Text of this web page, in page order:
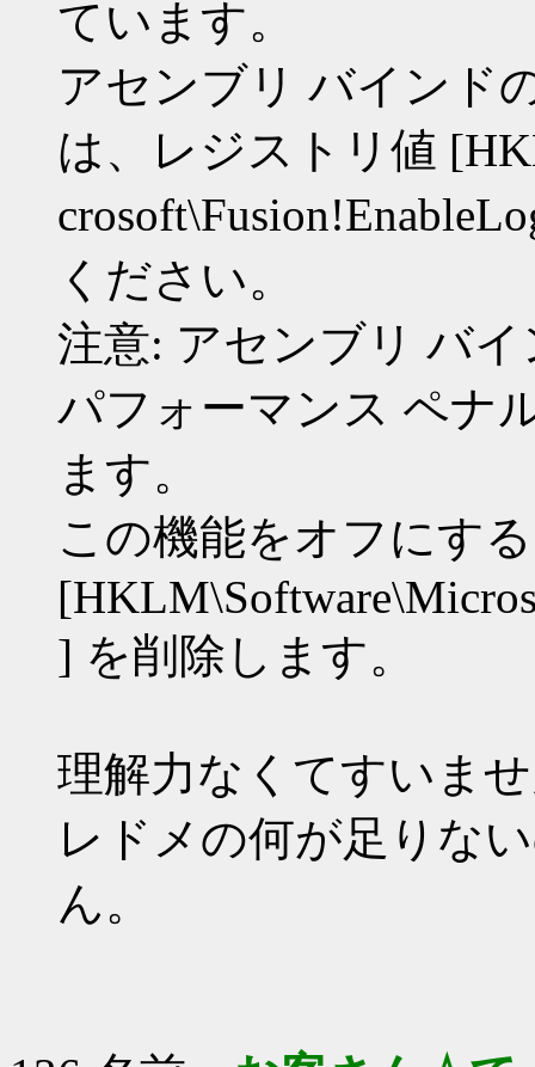
ています。
アセンブリ バインド
は、レジストリ値
ください。
注意: アセンブリ バ
パフォーマンス ペナ
ます。
この機能をオフにす
] を削除します。
理解力なくてすいま
レドメの何が足りな
ん。